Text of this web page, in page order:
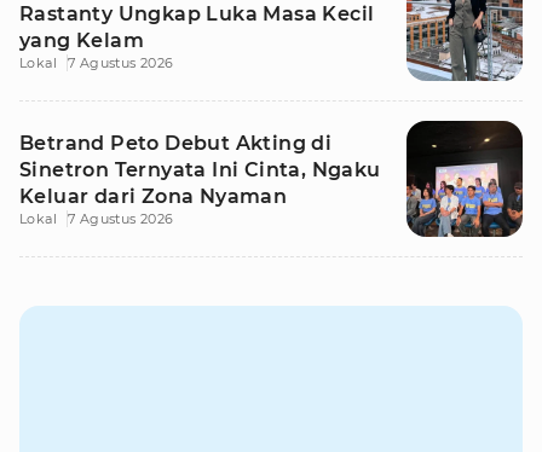
Rastanty Ungkap Luka Masa Kecil
yang Kelam
Lokal 7 Agustus 2026
Betrand Peto Debut Akting di
Sinetron Ternyata Ini Cinta, Ngaku
Keluar dari Zona Nyaman
Lokal 7 Agustus 2026